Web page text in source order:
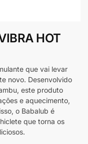
HOT
que vai levar
novo. Desenvolvido
este produto
e aquecimento,
o Babalub é
que torna os